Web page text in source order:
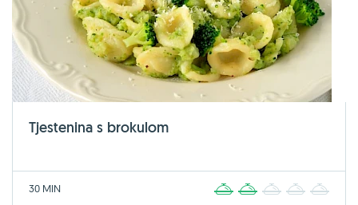
Tjestenina s brokulom
30 MIN 2 3 4